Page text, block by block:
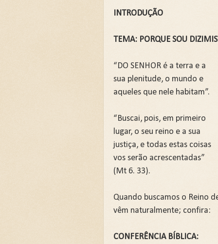
O QUE A BÍBLIA DIZ
JARDIM SEM CERCA:
REVELANDO O
Curso: Teologia Bíblica
Curso Completo: Teologia
Curso: Ezequiel: A
Curso: Êxodo: A Jornada
Curso: Teologia Bíblica
Curso: Quando a Glória
Curso Completo: Teologia
A Fé Define seus Limites
INTRODUÇÃO
TEMA: PORQUE SOU
“DO SENHOR é a terra e a
sua plenitude, o mundo e
aqueles que nele habitam”.
“Buscai, pois, em primeiro
lugar, o seu reino e a sua
justiça, e todas estas coisas
vos serão acrescentadas”
(Mt 6. 33).
Quando buscamos o Reino
vêm naturalmente; confira:
CONFERÊNCIA BÍBLICA: